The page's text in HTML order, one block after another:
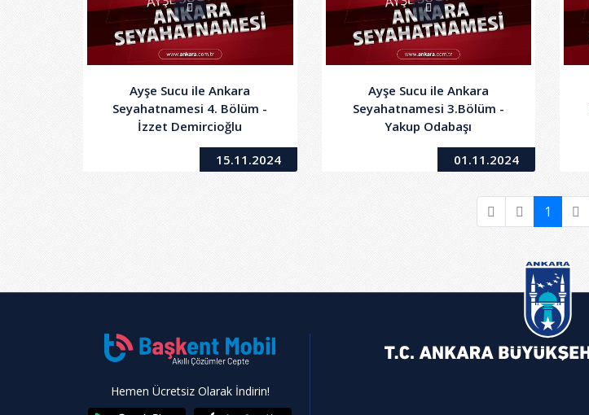
Ayşe Sucu ile Ankara
Seyahatnamesi 4. Bölüm -
İzzet Demircioğlu
15.11.2024
Ayşe Sucu ile Ankara
Seyahatnamesi 3.Bölüm -
Yakup Odabaşı
01.11.2024
1
Hemen Ücretsiz Olarak İndirin!